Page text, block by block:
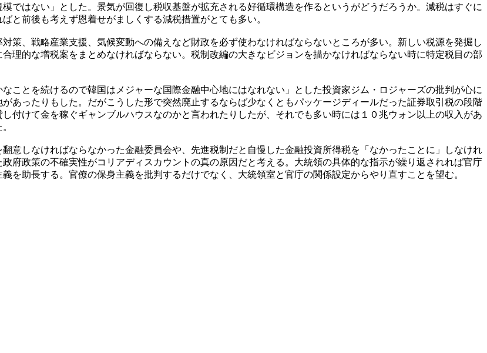
ではない」とした。景気が回復し税収基盤が拡充される好循環構造を作るというがどうだろうか。減税はすぐに
と前後も考えず恩着せがましくする減税措置がとても多い。
策、戦略産業支援、気候変動への備えなど財政を必ず使わなければならないところが多い。新しい税源を発掘し
理的な増税案をまとめなければならない。税制改編の大きなビジョンを描かなければならない時に特定税目の部
ことを続けるので韓国はメジャーな国際金融中心地にはなれない」とした投資家ジム・ロジャーズの批判が心に
あったりもした。だがこうした形で突然廃止するならば少なくともパッケージディールだった証券取引税の段階
付けて金を稼ぐギャンブルハウスなのかと言われたりしたが、それでも多い時には１０兆ウォン以上の収入があ
意しなければならなかった金融委員会や、先進税制だと自慢した金融投資所得税を「なかったことに」しなけれ
府政策の不確実性がコリアディスカウントの真の原因だと考える。大統領の具体的な指示が繰り返されれば官庁
を助長する。官僚の保身主義を批判するだけでなく、大統領室と官庁の関係設定からやり直すことを望む。